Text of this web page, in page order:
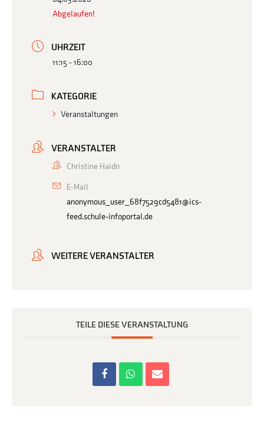
Abgelaufen!
UHRZEIT
11:15 - 16:00
KATEGORIE
Veranstaltungen
VERANSTALTER
Christine Haidn
E-Mail
anonymous_user_68f7529cd5481@ics-
feed.schule-infoportal.de
WEITERE VERANSTALTER
TEILE DIESE VERANSTALTUNG